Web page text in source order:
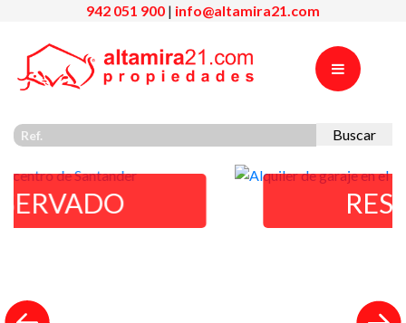
942 051 900 | info@altamira21.com
Buscar
RESERVADO